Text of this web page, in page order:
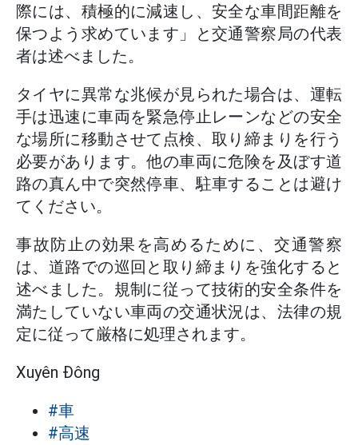
際には、積極的に減速し、安全な車間距離を
保つよう求めています」と交通警察局の代表
者は述べました。
タイヤに異常な兆候が見られた場合は、運転
手は迅速に車両を緊急停止レーンなどの安全
な場所に移動させて点検、取り締まりを行う
必要があります。他の車両に危険を及ぼす道
路の真ん中で突然停車、駐車することは避け
てください。
事故防止の効果を高めるために、交通警察
は、道路での巡回と取り締まりを強化すると
述べました。規制に従って技術的安全条件を
満たしていない車両の交通状況は、法律の規
定に従って厳格に処理されます。
Xuyên Đông
#車
#高速